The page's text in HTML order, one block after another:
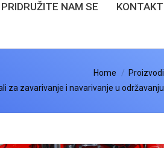
PRIDRUŽITE NAM SE KONTAKT
Home
Proizvodi
za zavarivanje i navarivanje u održavanju